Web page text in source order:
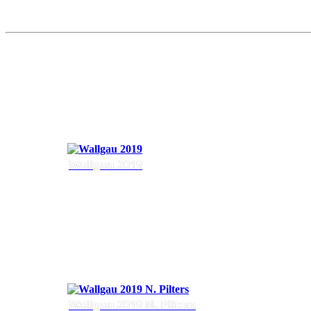
Wallgau 2019
Wallgau 2019 N. Pilters